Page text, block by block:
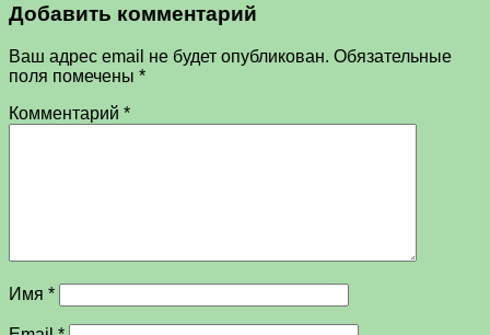
Добавить комментарий
Ваш адрес email не будет опубликован. Обязательные
поля помечены *
Комментарий *
Имя *